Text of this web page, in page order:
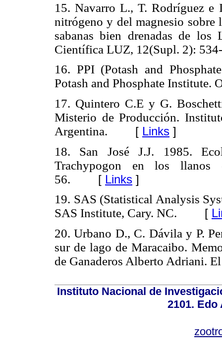
15. Navarro L., T. Rodríguez
nitrógeno y del magnesio
sabanas bien drenadas de los
Científica LUZ, 12(Supl. 2):
16. PPI (Potash and
Potash and Phosphate Institute.
17. Quintero C.E y G.
Misterio de Producción.
Argentina. [ Links ]
18. San José J.J. 1985.
Trachypogon en los llanos
56. [ Links ]
19. SAS (Statistical Analysis
SAS Institute, Cary. NC. [
20. Urbano D., C. Dávila y P.
sur de lago de Maracaibo.
de Ganaderos Alberto Adriani.
Instituto Nacional de
2101. Edo